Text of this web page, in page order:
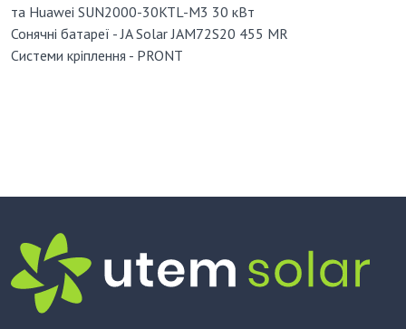
та Huawei SUN2000-30KTL-М3 30 кВт
Сонячні батареї - JA Solаr JAM72S20 455 MR
Системи кріплення - PRONT